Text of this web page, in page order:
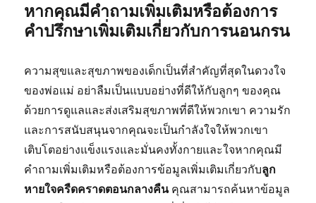
หากคุณมีคำถามเพิ่มเติมหรือต้องการ
คำปรึกษาเพิ่มเติมเกี่ยวกับการนอนกรน
ความสุขและสุขภาพของเด็กเป็นที่สำคัญที่สุดในดวงใจ
ของพ่อแม่ อย่าลืมเป็นแบบอย่างที่ดีให้กับลูกๆ ของคุณ
ด้วยการดูแลและส่งเสริมสุขภาพที่ดีให้พวกเขา ความรัก
และการสนับสนุนจากคุณจะเป็นกำลังใจให้พวกเขา
เติบโตอย่างแข็งแรงและมั่นคงทั้งกายและใจหากคุณมี
คำถามเพิ่มเติมหรือต้องการข้อมูลเพิ่มเติมเกี่ยวกับลูก
หายใจครืดคราดตอนกลางคืน คุณสามารถค้นหาข้อมูล